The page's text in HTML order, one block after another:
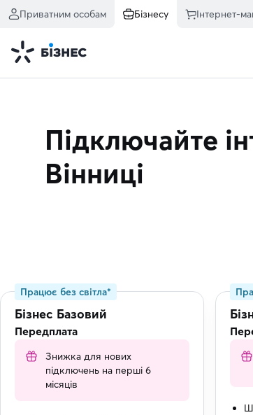
Приватним особам Бізнесу Інтернет-
Підключайте
Вінниці
Працює без світла*
Бізнес Базовий
Передплата
Знижка для нових
підключень на перші 6
місяців